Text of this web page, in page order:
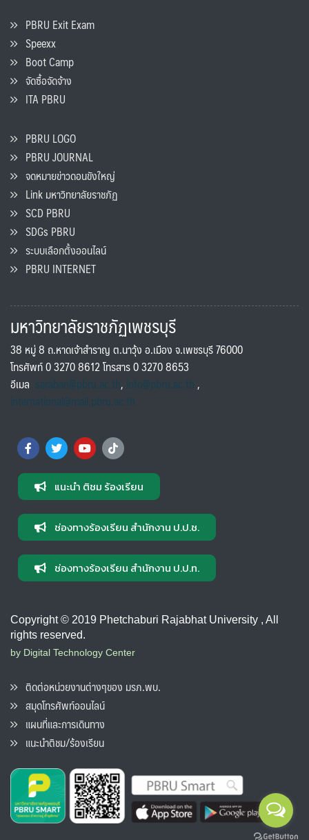
PBRU Exit Exam
Speexx
Boot Camp
จัดซื้อจัดจ้าง
ITA PBRU
PBRU LOGO
PBRU JOURNAL
จดหมายข่าวดอนขังใหญ่
Link มหาวิทยาลัยราชภัฏ
SCD PBRU
SDGs PBRU
ระบบเลือกตั้งออนไลน์
PBRU INTERNET
มหาวิทยาลัยราชภัฏเพชรบุรี
38 หมู่ 8 ถ.หาดเจ้าสำราญ ต.นาวุ้ง อ.เมือง จ.เพชรบุรี 76000
โทรศัพท์ 0 3270 8612 โทรสาร 0 3270 8653
อีเมล saraban@pbru.ac.th, info@pbru.ac.th,
international@mail.pbru.ac.th
แนะนำ ติชม ร้องเรียน
ช่องทางร้องเรียน สำนักงาน ป.ป.ช.
ช่องทางร้องเรียน สำนักงาน ป.ป.ท.
Copyright © 2019 Phetchaburi Rajabhat University , All
rights reserved.
by Digital Technology Center
ติดต่อหน่วยงานต่างๆของ มรภ.พบ.
สมุดโทรศัพท์ออนไลน์
แผนที่และการเดินทาง
แนะนำติชม/ร้องเรียน